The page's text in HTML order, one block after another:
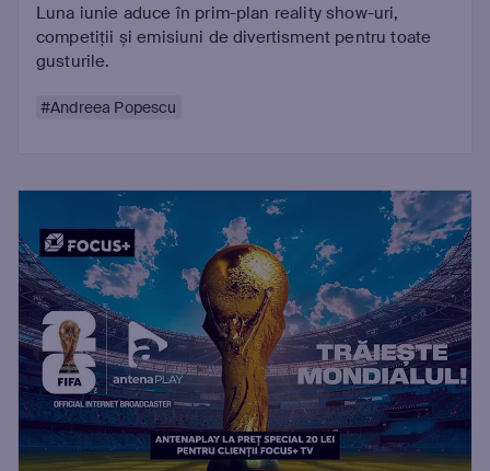
Luna iunie aduce în prim-plan reality show-uri,
competiții și emisiuni de divertisment pentru toate
gusturile.
#Andreea Popescu